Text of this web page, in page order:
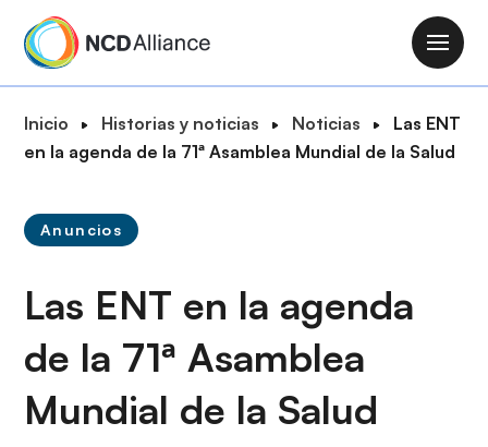
M
a
n
a
R
u
d
n
a
v
e
g
Inicio Historias y noticias Noticias
Las ENT
en la agenda de la 71ª Asamblea Mundial de la Salud
Anuncios
Las ENT en la agenda
de la 71ª Asamblea
Mundial de la Salud